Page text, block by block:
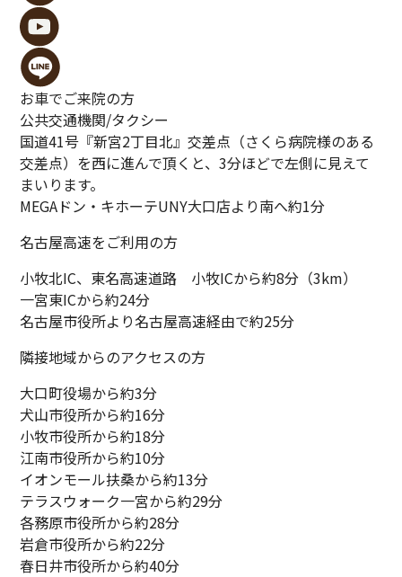
お車でご来院の方
公共交通機関/タクシー
国道41号『新宮2丁目北』交差点（さくら病院様のある
交差点）を西に進んで頂くと、3分ほどで左側に見えて
まいります。
MEGAドン・キホーテUNY大口店より南へ約1分
名古屋高速をご利用の方
小牧北IC、東名高速道路 小牧ICから約8分（3km）
一宮東ICから約24分
名古屋市役所より名古屋高速経由で約25分
隣接地域からのアクセスの方
大口町役場から約3分
犬山市役所から約16分
小牧市役所から約18分
江南市役所から約10分
イオンモール扶桑から約13分
テラスウォーク一宮から約29分
各務原市役所から約28分
岩倉市役所から約22分
春日井市役所から約40分